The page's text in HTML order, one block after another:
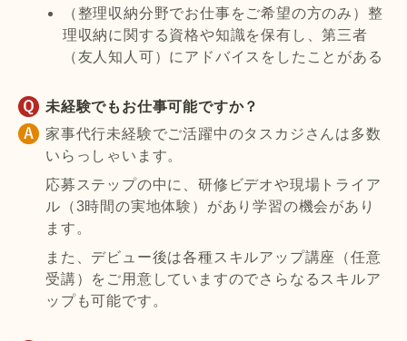
（整理収納分野でお仕事をご希望の方のみ）整
理収納に関する資格や知識を保有し、第三者
（友人知人可）にアドバイスをしたことがある
未経験でもお仕事可能ですか？
家事代行未経験でご活躍中のタスカジさんは多数
いらっしゃいます。
応募ステップの中に、研修ビデオや現場トライア
ル（3時間の実地体験）があり学習の機会があり
ます。
また、デビュー後は各種スキルアップ講座（任意
受講）をご用意していますのでさらなるスキルア
ップも可能です。